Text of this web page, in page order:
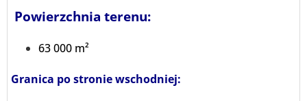
Powierzchnia terenu:
63 000 m²
Granica po stronie wschodniej: